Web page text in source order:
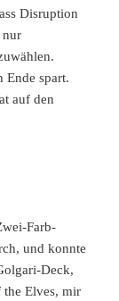
Disruption
nur
Ende spart.
auf den
Farb-
und konnte
Deck,
the Elves, mir